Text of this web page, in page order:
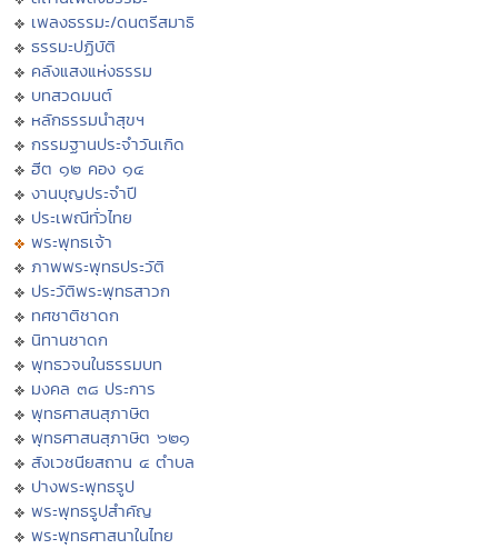
เพลงธรรมะ/ดนตรีสมาธิ
ธรรมะปฏิบัติ
คลังแสงแห่งธรรม
บทสวดมนต์
หลักธรรมนำสุขฯ
กรรมฐานประจำวันเกิด
ฮีต ๑๒ คอง ๑๔
งานบุญประจำปี
ประเพณีทั่วไทย
พระพุทธเจ้า
ภาพพระพุทธประวัติ
ประวัติพระพุทธสาวก
ทศชาติชาดก
นิทานชาดก
พุทธวจนในธรรมบท
มงคล ๓๘ ประการ
พุทธศาสนสุภาษิต
พุทธศาสนสุภาษิต ๖๒๑
สังเวชนียสถาน ๔ ตำบล
ปางพระพุทธรูป
พระพุทธรูปสำคัญ
พระพุทธศาสนาในไทย